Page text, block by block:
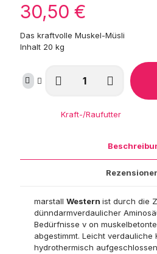
30,50 €
Das kraftvolle Muskel-Müsli
Inhalt 20 kg
Kraft-/Raufutter
marstallWesternist durch die
dünndarmverdaulicher
Bedürfnisse v on
abgestimmt. Leicht verdauliche
hydrothermisch